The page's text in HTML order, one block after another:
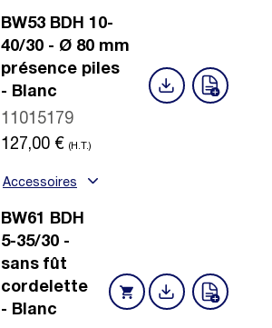
BW53 BDH 10-
40/30 - Ø 80 mm
présence piles
- Blanc
11015179
127,00 € (H.T.)
Accessoires
BW61 BDH
5-35/30 -
sans fût
cordelette
- Blanc